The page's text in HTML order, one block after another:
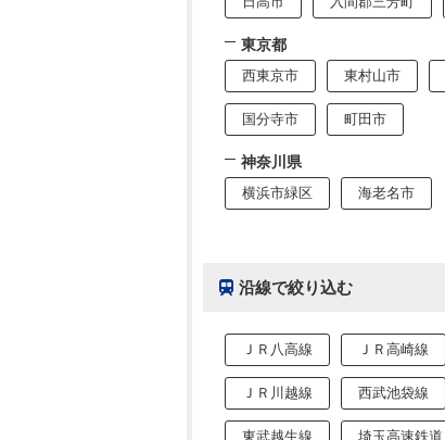
東京都
西東京市 東村山市
国分寺市 町田市
神奈川県
横浜市緑区 海老名市
沿線で絞り込む
ＪＲ八高線 ＪＲ高崎線
ＪＲ川越線 西武池袋線
東武越生線 埼玉高速鉄道